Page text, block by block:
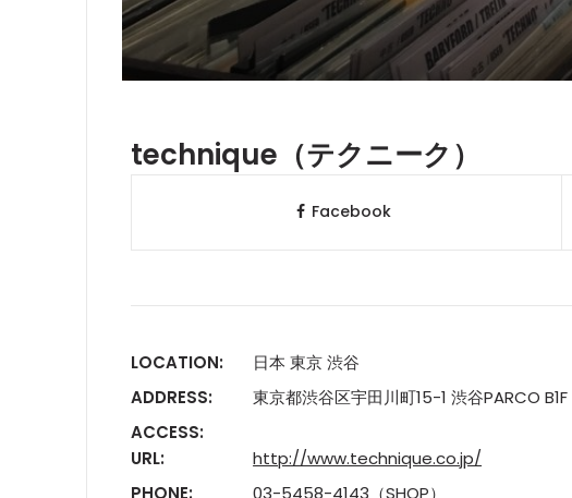
technique（テクニーク）
Facebook
LOCATION:
日本 東京 渋谷
ADDRESS:
東京都渋谷区宇田川町15-1 渋谷PARCO B1F
ACCESS:
URL:
http://www.technique.co.jp/
PHONE:
03-5458-4143（SHOP）